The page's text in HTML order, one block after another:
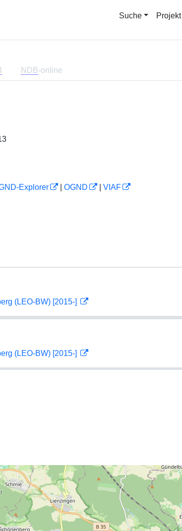
Suche Projekt
NDB-online
Explorer OGND
VIAF
(LEO-BW) [2015-]
(LEO-BW) [2015-]